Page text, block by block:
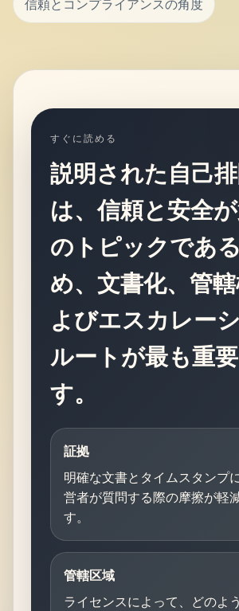
信頼とコンプライアンスの角度
すぐに読める
説明された自己
は、信頼と安全
のトピックであ
め、文書化、管
よびエスカレー
ルートが最も重
す。
証拠
明確な文書とタイムスタンプ
営者が質問する際の摩擦が軽
す。
管轄区域
ライセンスによって、どのよ